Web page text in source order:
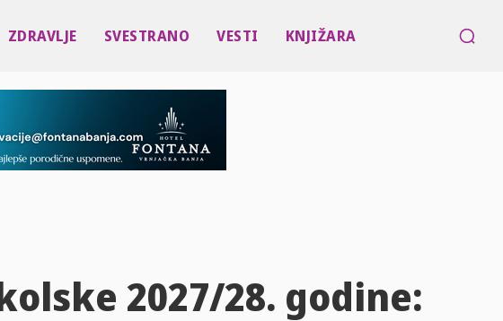
ZDRAVLJE SVESTRANO VESTI KNJIŽARA
2027/28. godine: